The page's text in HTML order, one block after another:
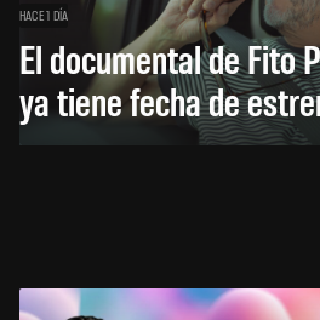
HACE 1 DÍA
El documental de Fito
ya tiene fecha de